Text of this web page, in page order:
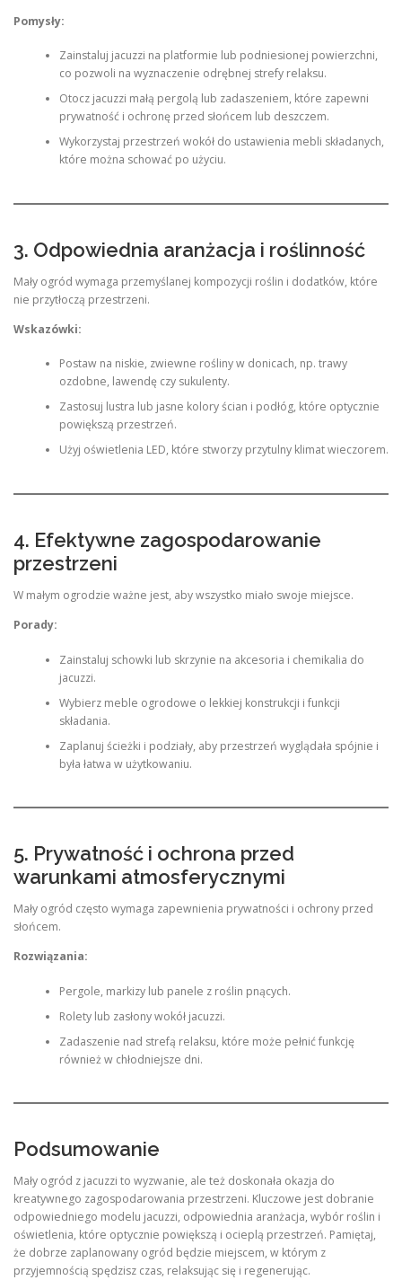
Pomysły:
Zainstaluj jacuzzi na platformie lub podniesionej powierzchni,
co pozwoli na wyznaczenie odrębnej strefy relaksu.
Otocz jacuzzi małą pergolą lub zadaszeniem, które zapewni
prywatność i ochronę przed słońcem lub deszczem.
Wykorzystaj przestrzeń wokół do ustawienia mebli składanych,
które można schować po użyciu.
3. Odpowiednia aranżacja i roślinność
Mały ogród wymaga przemyślanej kompozycji roślin i dodatków, które
nie przytłoczą przestrzeni.
Wskazówki:
Postaw na niskie, zwiewne rośliny w donicach, np. trawy
ozdobne, lawendę czy sukulenty.
Zastosuj lustra lub jasne kolory ścian i podłóg, które optycznie
powiększą przestrzeń.
Użyj oświetlenia LED, które stworzy przytulny klimat wieczorem.
4. Efektywne zagospodarowanie
przestrzeni
W małym ogrodzie ważne jest, aby wszystko miało swoje miejsce.
Porady:
Zainstaluj schowki lub skrzynie na akcesoria i chemikalia do
jacuzzi.
Wybierz meble ogrodowe o lekkiej konstrukcji i funkcji
składania.
Zaplanuj ścieżki i podziały, aby przestrzeń wyglądała spójnie i
była łatwa w użytkowaniu.
5. Prywatność i ochrona przed
warunkami atmosferycznymi
Mały ogród często wymaga zapewnienia prywatności i ochrony przed
słońcem.
Rozwiązania:
Pergole, markizy lub panele z roślin pnących.
Rolety lub zasłony wokół jacuzzi.
Zadaszenie nad strefą relaksu, które może pełnić funkcję
również w chłodniejsze dni.
Podsumowanie
Mały ogród z jacuzzi to wyzwanie, ale też doskonała okazja do
kreatywnego zagospodarowania przestrzeni. Kluczowe jest dobranie
odpowiedniego modelu jacuzzi, odpowiednia aranżacja, wybór roślin i
oświetlenia, które optycznie powiększą i ocieplą przestrzeń. Pamiętaj,
że dobrze zaplanowany ogród będzie miejscem, w którym z
przyjemnością spędzisz czas, relaksując się i regenerując.